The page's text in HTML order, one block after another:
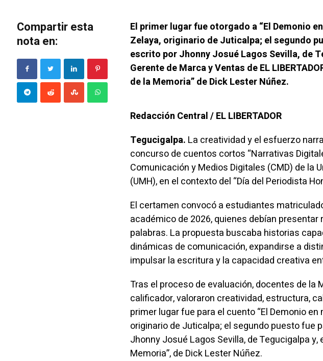
Compartir esta
nota en:
El primer lugar fue otorgado a “El Demonio
Zelaya, originario de Juticalpa; el segundo
escrito por Jhonny Josué Lagos Sevilla, de
Gerente de Marca y Ventas de EL
de la Memoria” de Dick Lester Núñez.
Redacción Central / EL LIBERTADOR
Tegucigalpa. La creatividad y el esfuerzo
concurso de cuentos cortos “Narrativas
Comunicación y Medios Digitales (CMD) de la
(UMH), en el contexto del “Día del Periodista
El certamen convocó a estudiantes
académico de 2026, quienes debían
palabras. La propuesta buscaba historias
dinámicas de comunicación, expandirse a
impulsar la escritura y la capacidad creativa
Tras el proceso de evaluación, docentes de
calificador, valoraron creatividad, estructura,
primer lugar fue para el cuento “El Demonio en
originario de Juticalpa; el segundo puesto fue
Jhonny Josué Lagos Sevilla, de Tegucigalpa y,
Memoria”, de Dick Lester Núñez.